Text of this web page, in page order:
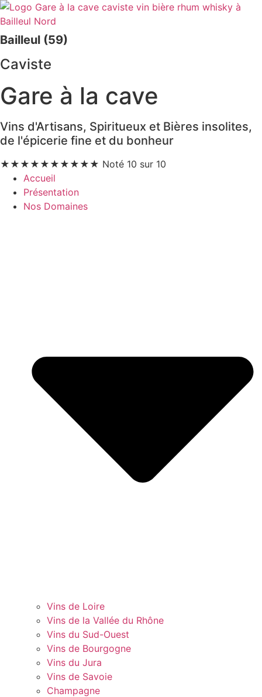
Bailleul (59)
Caviste
Gare à la cave
Vins d'Artisans, Spiritueux et Bières insolites,
de l'épicerie fine et du bonheur
★ ★ ★ ★ ★ ★ ★ ★ ★ ★ Noté 10 sur 10
Accueil
Présentation
Nos Domaines
Vins de Loire
Vins de la Vallée du Rhône
Vins du Sud-Ouest
Vins de Bourgogne
Vins du Jura
Vins de Savoie
Champagne